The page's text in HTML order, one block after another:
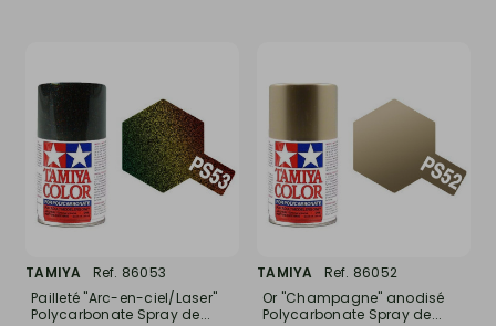
TAMIYA
Ref. 86053
Pailleté "Arc-en-ciel/Laser"
Polycarbonate Spray de...
TAMIYA
Ref. 86052
Or "Champagne" anodisé
Polycarbonate Spray de...